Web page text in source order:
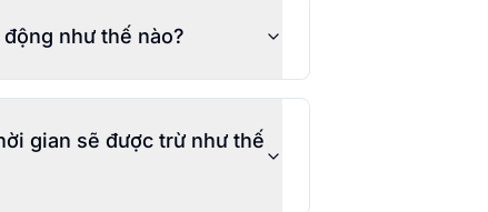
như thế nào?
gian sẽ được trừ như thế